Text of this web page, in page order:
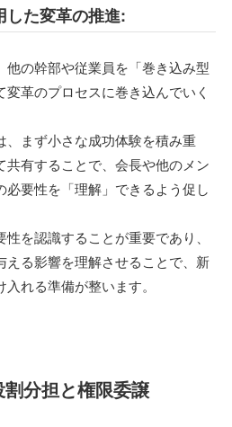
した変革の推進:
の幹部や従業員を「巻き込み型
革のプロセスに巻き込んでいく
、まず小さな成功体験を積み重
共有することで、会長や他のメン
要性を「理解」できるよう促し
を認識することが重要であり、
える影響を理解させることで、新
れる準備が整います。
分担と権限委譲